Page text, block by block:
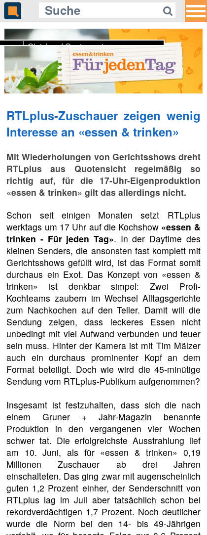
Gleich auf Quotenmeter:
arte räumt mit dem Salieri-Mythos
auf
RTLplus-Zuschauer zeigen wenig
Interesse an «essen & trinken»
Mit Wiederholungen von Gerichtsshows dreht
RTLplus aus Quotensicht regelmäßig so
richtig auf, für die 17-Uhr-Eigenproduktion
«essen & trinken» gilt das allerdings nicht.
Schon seit einigen Monaten setzt RTLplus
werktags um 17 Uhr auf die Kochshow «essen &
trinken - Für jeden Tag». In der Daytime des
kleinen Senders, die ansonsten fast komplett mit
Gerichtsshows gefüllt wird, ist das Format somit
durchaus ein Exot. Das Konzept von «essen &
trinken» ist denkbar simpel: Zwei Profi-
Kochteams zaubern im Wechsel Alltagsgerichte
zum Nachkochen auf den Teller. Damit will die
Sendung zeigen, dass leckeres Essen nicht
unbedingt mit viel Aufwand verbunden und teuer
sein muss. Hinter der Kamera ist mit Tim Mälzer
auch ein durchaus prominenter Kopf an dem
Format beteiligt. Doch wie wird die 45-minütige
Sendung vom RTLplus-Publikum aufgenommen?
Insgesamt ist festzuhalten, dass sich die nach
einem Gruner + Jahr-Magazin benannte
Produktion in den vergangenen vier Wochen
schwer tat. Die erfolgreichste Ausstrahlung lief
am 10. Juni, als für «essen & trinken» 0,19
Millionen Zuschauer ab drei Jahren
einschalteten. Das ging zwar mit augenscheinlich
guten 1,2 Prozent einher, der Senderschnitt von
RTLplus lag im Juli aber tatsächlich schon bei
rekordverdächtigen 1,7 Prozent. Noch deutlicher
wurde die Norm bei den 14- bis 49-Jährigen